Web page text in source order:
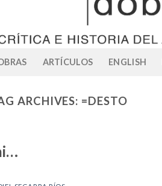
ARTÍCULOS ENGLISH
ARCHIVES: =DESTO